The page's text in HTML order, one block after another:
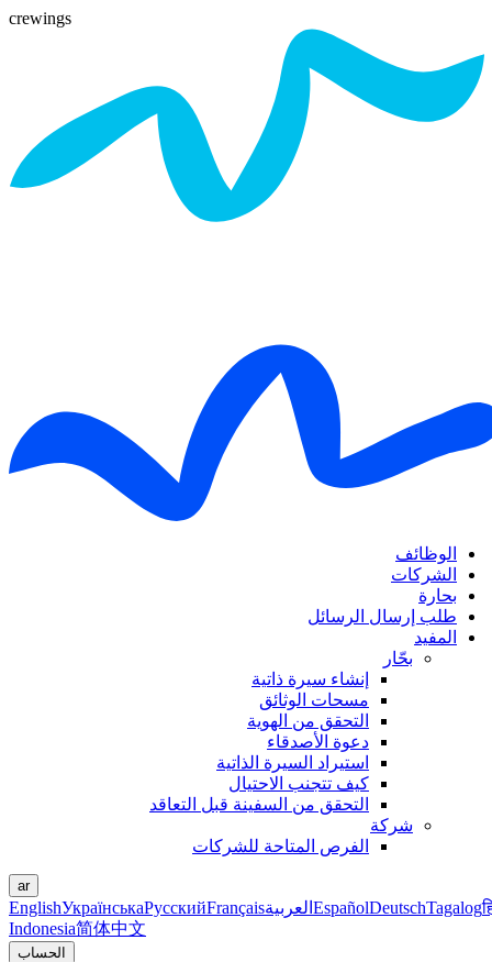
crewings
الوظائف
الشركات
بحارة
طلب إرسال الرسائل
المفيد
بحّار
إنشاء سيرة ذاتية
مسحات الوثائق
التحقق من الهوية
دعوة الأصدقاء
استيراد السيرة الذاتية
كيف تتجنب الاحتيال
التحقق من السفينة قبل التعاقد
شركة
الفرص المتاحة للشركات
ar
EnglishУкраїнськаРусскийFrançaisالعربية EspañolDeutschTagalog
Indonesia简体中文
الحساب